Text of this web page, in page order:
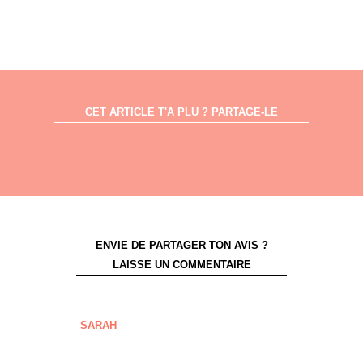
CET ARTICLE T'A PLU ? PARTAGE-LE
ENVIE DE PARTAGER TON AVIS ?
LAISSE UN COMMENTAIRE
SARAH